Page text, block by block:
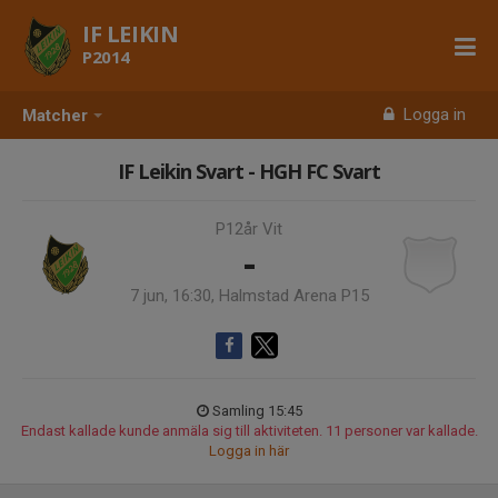
Matcher Logga in
IF LEIKIN
P2014
IF Leikin Svart - HGH FC Svart
P12år Vit
-
7 jun, 16:30, Halmstad Arena P15
Samling 15:45
Endast kallade kunde anmäla sig till aktiviteten. 11 personer var kallade.
Logga in här